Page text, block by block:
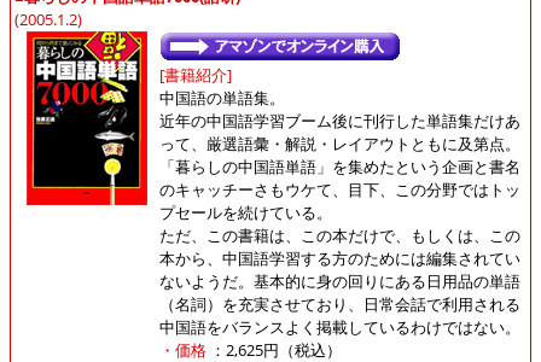
(2005.1.2)
[書籍紹介]
中国語の単語集。
近年の中国語学習ブーム後に刊行した単語集だけあ
って、厳選語彙・解説・レイアウトともに及第点。
「暮らしの中国語単語」を集めたという企画と書名
のキャッチーさもウケて、目下、この分野ではトッ
プセールを続けている。
ただ、この書籍は、この本だけで、もしくは、この
本から、中国語学習する方のためには編集されてい
ないようだ。基本的に身の回りにある日用品の単語
（名詞）を充実させており、日常会話で利用される
中国語をバランスよく掲載しているわけではない。
・価格 ：2,625円（税込）